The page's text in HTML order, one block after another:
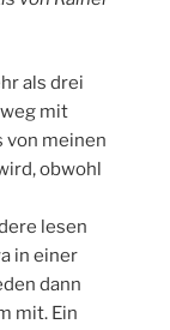
als drei
mit
von meinen
obwohl
lesen
in einer
dann
mit. Ein